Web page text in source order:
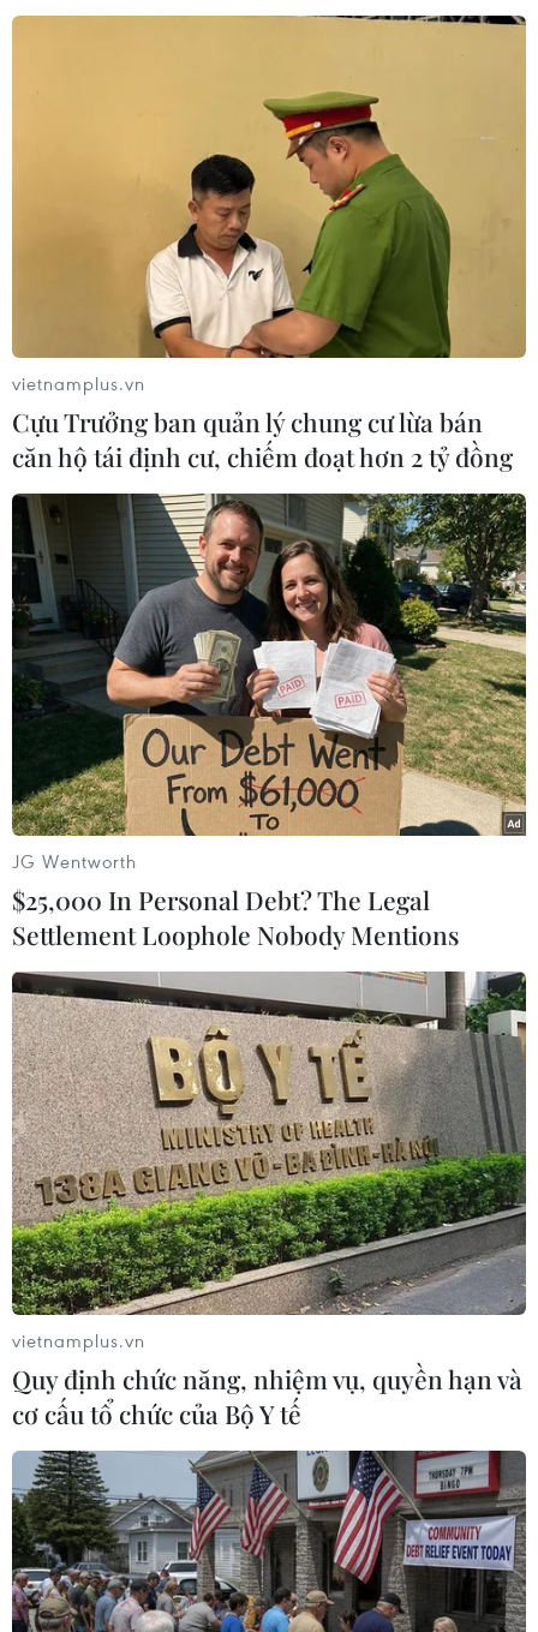
Các vận động viên tranh tài trên đường chạy Marathon Quốc tế
Các vận động viên tranh tài trên đường chạy Marathon Quốc tế
Đà Nẵng 2019. (Ảnh: Trần Lê Lâm/TTXVN)
Các vận động viên tranh tài trên đường chạy Marathon Quốc tế
Các vận động viên tranh tài cự ly 42km trên đường chạy. (Ảnh:
vietnamplus.vn
Cựu Trưởng ban quản lý chung cư lừa bán
căn hộ tái định cư, chiếm đoạt hơn 2 tỷ đồng
JG Wentworth
$25,000 In Personal Debt? The Legal
Settlement Loophole Nobody Mentions
vietnamplus.vn
Quy định chức năng, nhiệm vụ, quyền hạn và
cơ cấu tổ chức của Bộ Y tế